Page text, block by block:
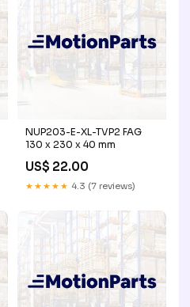
NUP203-E-XL-TVP2 FAG
130 x 230 x 40 mm
US$ 22.00
★★★★★ 4.3 (7 reviews)